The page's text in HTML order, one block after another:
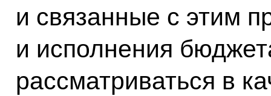
и связанные с этим
и исполнения
рассматриваться в